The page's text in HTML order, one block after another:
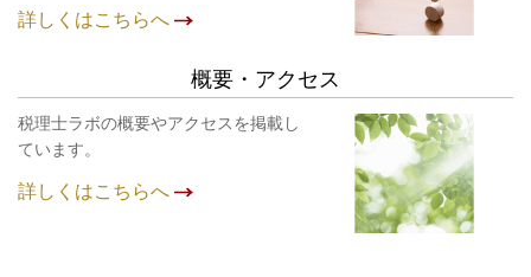
詳しくはこちらへ
概要・アクセス
税理士ラボの概要やアクセスを掲載し
ています。
詳しくはこちらへ